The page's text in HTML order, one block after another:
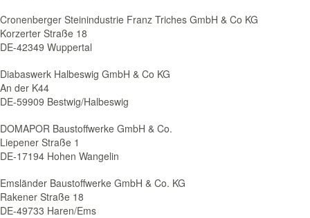
Cronenberger Steinindustrie Franz Triches GmbH & Co KG
Korzerter Straße 18
DE-42349 Wuppertal
Diabaswerk Halbeswig GmbH & Co KG
An der K44
DE-59909 Bestwig/Halbeswig
DOMAPOR Baustoffwerke GmbH & Co.
Liepener Straße 1
DE-17194 Hohen Wangelin
Emsländer Baustoffwerke GmbH & Co. KG
Rakener Straße 18
DE-49733 Haren/Ems